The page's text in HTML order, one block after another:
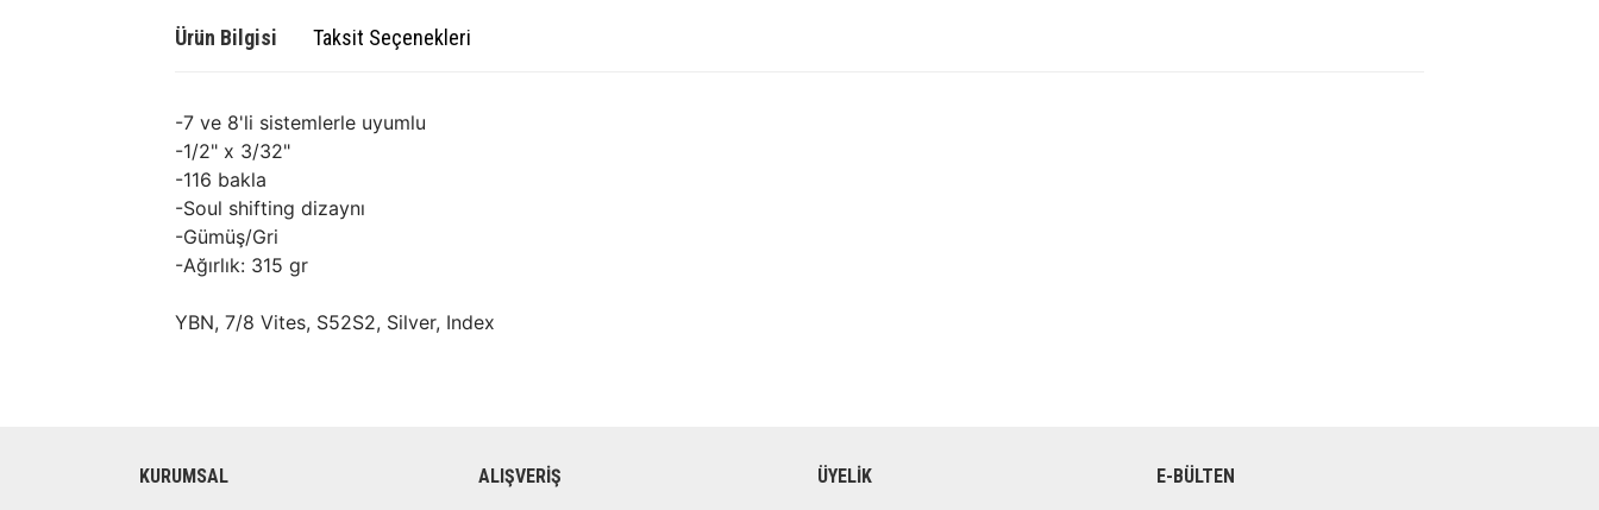
Ürün Bilgisi Taksit Seçenekleri
-7 ve 8'li sistemlerle uyumlu
-1/2" x 3/32"
-116 bakla
-Soul shifting dizaynı
-Gümüş/Gri
-Ağırlık: 315 gr
YBN, 7/8 Vites, S52S2, Silver, Index
KURUMSAL ALIŞVERİŞ ÜYELİK E-BÜLTEN